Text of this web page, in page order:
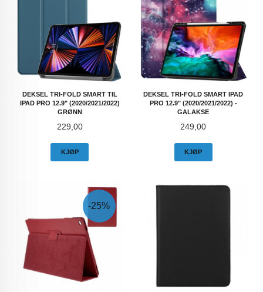
DEKSEL TRI-FOLD SMART TIL
IPAD PRO 12.9" (2020/2021/2022)
GRØNN
Pris
229,00
KJØP
DEKSEL TRI-FOLD SMART IPAD
PRO 12.9" (2020/2021/2022) -
GALAKSE
Pris
249,00
KJØP
-25%